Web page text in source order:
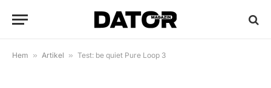
Hem » Artikel » Test: be quiet Pure Loop 3